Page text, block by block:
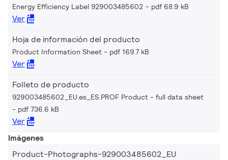
Energy Efficiency Label 929003485602 pdf 68.9 kB
Ver
Hoja de información del producto
Product Information Sheet pdf 169.7 kB
Ver
Folleto de producto
929003485602_EU.es_ES.PROF Product - full data sheet
pdf 736.6 kB
Ver
Imágenes
Product-Photographs-929003485602_EU